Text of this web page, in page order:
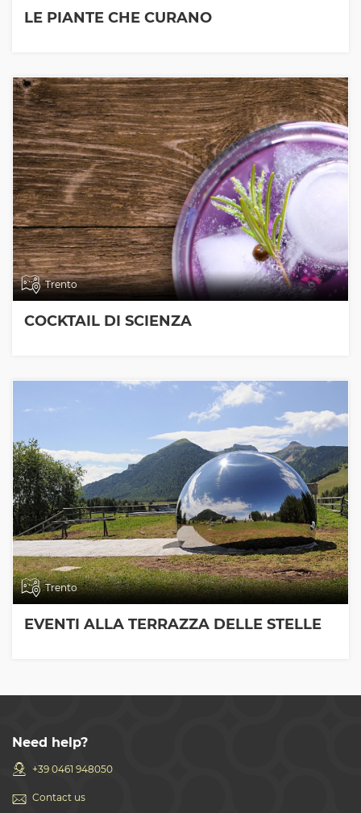
LE PIANTE CHE CURANO
Trento
COCKTAIL DI SCIENZA
Trento
EVENTI ALLA TERRAZZA DELLE STELLE
Need help?
+39 0461 948050
Contact us